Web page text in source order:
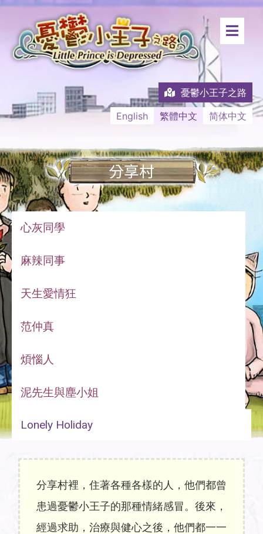
憂鬱小王子之路
English
繁體中文 简体中文
分享村
心灰同學
麻辣同事
天生愛情狂
范仲真
煩惱人
泥先生與塵小姐
Lonely Holiday
分享村裡，住著各種各樣的人，他們都曾
患過憂鬱小王子的那種情緒感冒。後來，
經過求助，治療與健心之後，他們都一一